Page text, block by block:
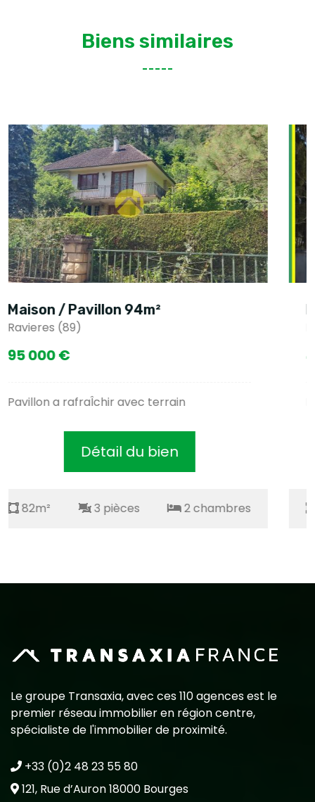
Biens similaires
Maison / Pavillon 57m²
Ravieres (89)
49 000 €
En bourgogne, 200 km paris par a6
Détail du bien
82m² 3 pièces 2 chambres
Le groupe Transaxia, avec ces 110 agences est le
premier réseau immobilier en région centre,
spécialiste de l'immobilier de proximité.
+33 (0)2 48 23 55 80
121, Rue d’Auron 18000 Bourges